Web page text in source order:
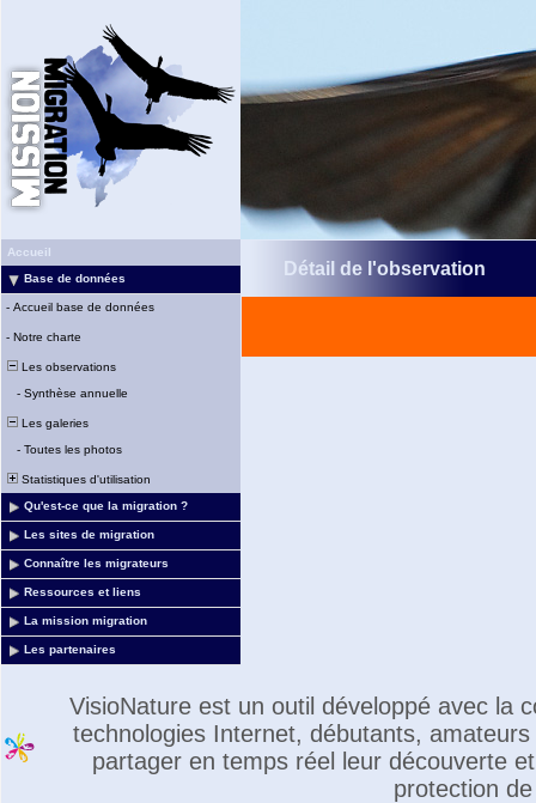
Accueil
Base de données
- Accueil base de données
- Notre charte
Les observations
- Synthèse annuelle
Les galeries
- Toutes les photos
Statistiques d'utilisation
Qu'est-ce que la migration ?
Les sites de migration
Connaître les migrateurs
Ressources et liens
La mission migration
Les partenaires
Détail de l'observation
VisioNature est un outil développé avec la
technologies Internet, débutants,
partager en temps réel leur découverte
protection